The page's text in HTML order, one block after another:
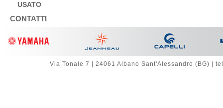
USATO
CONTATTI
Via Tonale 7 | 24061 Albano Sant'Alessandro (BG) |